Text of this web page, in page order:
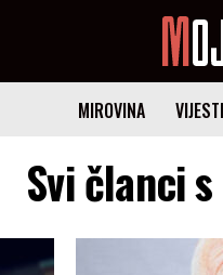
MIROVINA VIJESTI
Svi članci